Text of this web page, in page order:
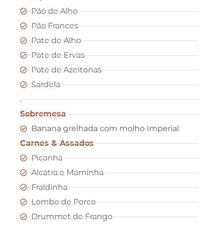
Pão de Alho
Pão Frances
Pate de Alho
Pate de Ervas
Pate de Azeitonas
Sardela
.
Sobremesa
Banana grelhada com molho Imperial
Carnes & Assados
Picanha
Alcatra e Maminha
Fraldinha
Lombo de Porco
Drummet de Frango